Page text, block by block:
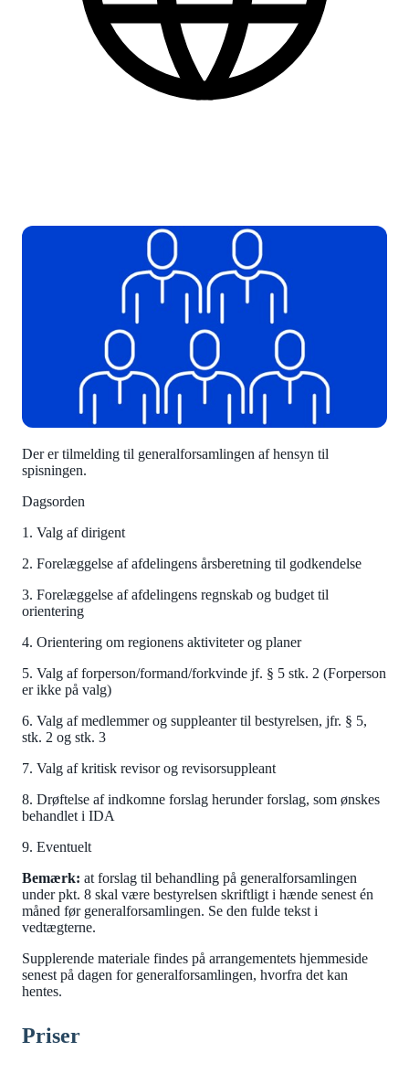
Der er tilmelding til generalforsamlingen af hensyn til
spisningen.
Dagsorden
1. Valg af dirigent
2. Forelæggelse af afdelingens årsberetning til godkendelse
3. Forelæggelse af afdelingens regnskab og budget til
orientering
4. Orientering om regionens aktiviteter og planer
5. Valg af forperson/formand/forkvinde jf. § 5 stk. 2 (Forperson
er ikke på valg)
6. Valg af medlemmer og suppleanter til bestyrelsen, jfr. § 5,
stk. 2 og stk. 3
7. Valg af kritisk revisor og revisorsuppleant
8. Drøftelse af indkomne forslag herunder forslag, som ønskes
behandlet i IDA
9. Eventuelt
Bemærk: at forslag til behandling på generalforsamlingen
under pkt. 8 skal være bestyrelsen skriftligt i hænde senest én
måned før generalforsamlingen. Se den fulde tekst i
vedtægterne.
Supplerende materiale findes på arrangementets hjemmeside
senest på dagen for generalforsamlingen, hvorfra det kan
hentes.
Priser